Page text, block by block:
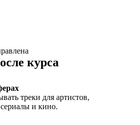
курса
треки для артистов,
и кино.